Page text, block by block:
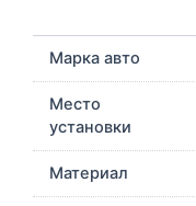
Марка авто
Место
установки
Материал